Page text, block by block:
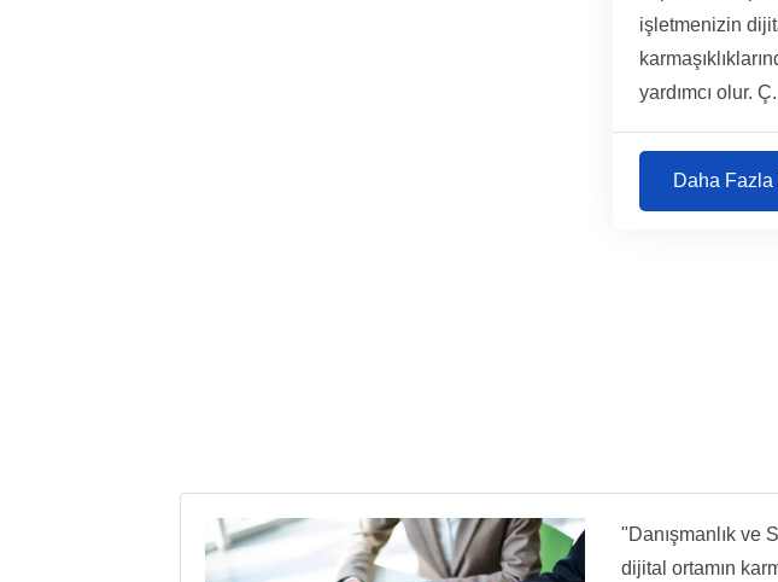
işletmenizin
yardımcı olur.
Daha
"Danışmanlık ve
dijital ortamın